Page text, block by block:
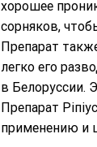
хорошее
сорняков,
Препарат
легко его
в Белоруссии.
Препарат
применению и